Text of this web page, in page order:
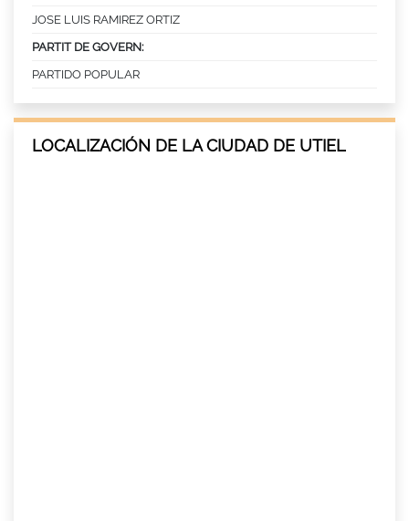
JOSE LUIS RAMIREZ ORTIZ
PARTIT DE GOVERN:
PARTIDO POPULAR
LOCALIZACIÓN DE LA CIUDAD DE UTIEL